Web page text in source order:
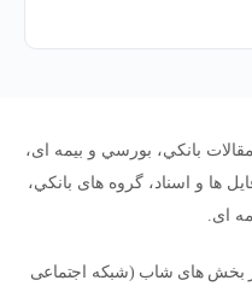
بانکي، بورسي و بیمه ای،
ها و اسناد، گروه های بانکي،
ای.
بخش های شاب (شبکه اجتماعی